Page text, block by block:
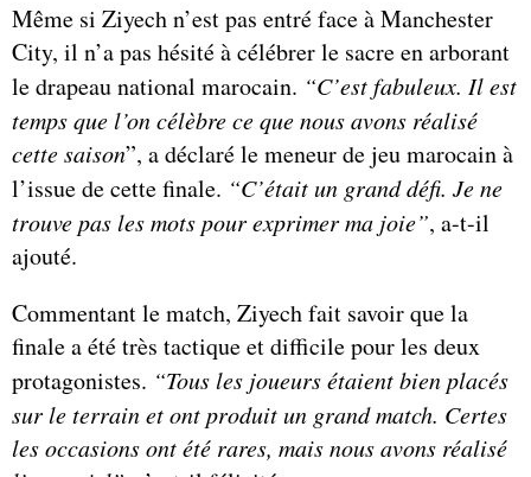
Même si Ziyech n’est pas entré face à Manchester
City, il n’a pas hésité à célébrer le sacre en arborant
le drapeau national marocain. “C’est fabuleux. Il est
temps que l’on célèbre ce que nous avons réalisé
cette saison”, a déclaré le meneur de jeu marocain à
l’issue de cette finale. “C’était un grand défi. Je ne
trouve pas les mots pour exprimer ma joie”, a-t-il
ajouté.
Commentant le match, Ziyech fait savoir que la
finale a été très tactique et difficile pour les deux
protagonistes. “Tous les joueurs étaient bien placés
sur le terrain et ont produit un grand match. Certes
les occasions ont été rares, mais nous avons réalisé